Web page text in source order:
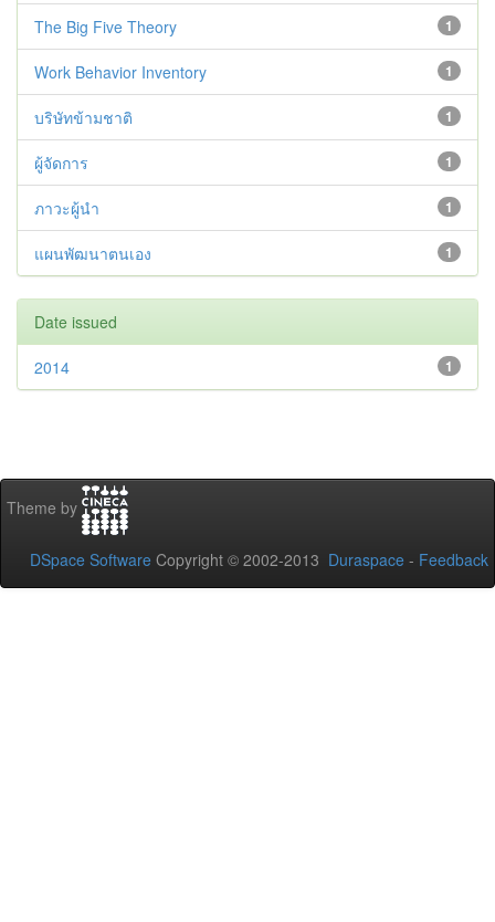
1
The Big Five Theory
1
Work Behavior Inventory
1
บริษัทข้ามชาติ
1
ผู้จัดการ
1
ภาวะผู้นำ
1
แผนพัฒนาตนเอง
Date issued
1
2014
Theme by
DSpace Software Copyright © 2002-2013 Duraspace - Feedback